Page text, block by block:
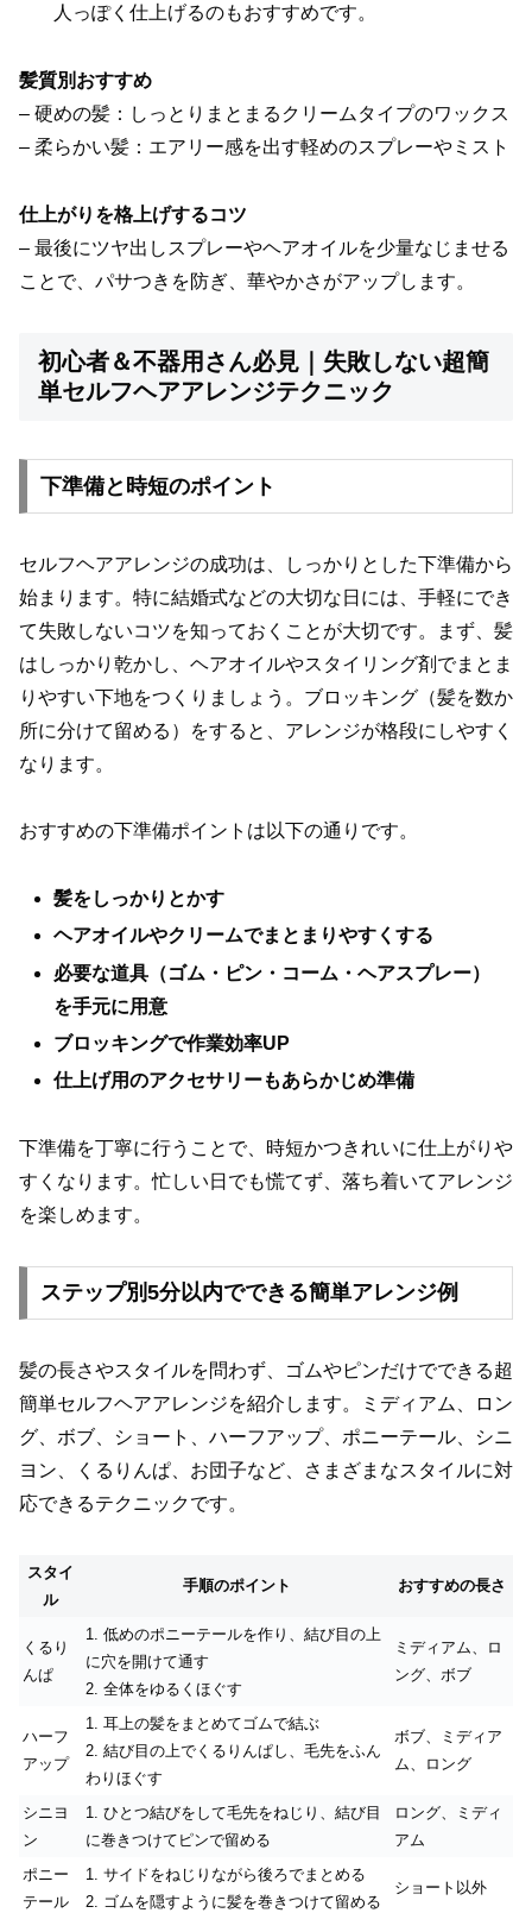
人っぽく仕上げるのもおすすめです。
髪質別おすすめ
– 硬めの髪：しっとりまとまるクリームタイプのワックス
– 柔らかい髪：エアリー感を出す軽めのスプレーやミスト
仕上がりを格上げするコツ
– 最後にツヤ出しスプレーやヘアオイルを少量なじませる
ことで、パサつきを防ぎ、華やかさがアップします。
初心者＆不器用さん必見｜失敗しない超簡
単セルフヘアアレンジテクニック
下準備と時短のポイント
セルフヘアアレンジの成功は、しっかりとした下準備から
始まります。特に結婚式などの大切な日には、手軽にでき
て失敗しないコツを知っておくことが大切です。まず、髪
はしっかり乾かし、ヘアオイルやスタイリング剤でまとま
りやすい下地をつくりましょう。ブロッキング（髪を数か
所に分けて留める）をすると、アレンジが格段にしやすく
なります。
おすすめの下準備ポイントは以下の通りです。
髪をしっかりとかす
ヘアオイルやクリームでまとまりやすくする
必要な道具（ゴム・ピン・コーム・ヘアスプレー）
を手元に用意
ブロッキングで作業効率UP
仕上げ用のアクセサリーもあらかじめ準備
下準備を丁寧に行うことで、時短かつきれいに仕上がりや
すくなります。忙しい日でも慌てず、落ち着いてアレンジ
を楽しめます。
ステップ別5分以内でできる簡単アレンジ例
髪の長さやスタイルを問わず、ゴムやピンだけでできる超
簡単セルフヘアアレンジを紹介します。ミディアム、ロン
グ、ボブ、ショート、ハーフアップ、ポニーテール、シニ
ヨン、くるりんぱ、お団子など、さまざまなスタイルに対
応できるテクニックです。
スタイ
ル
手順のポイント おすすめの長さ
くるり
んぱ
1. 低めのポニーテールを作り、結び目の上
に穴を開けて通す
2. 全体をゆるくほぐす
ミディアム、ロ
ング、ボブ
ハーフ
アップ
1. 耳上の髪をまとめてゴムで結ぶ
2. 結び目の上でくるりんぱし、毛先をふん
わりほぐす
ボブ、ミディア
ム、ロング
シニヨ
ン
1. ひとつ結びをして毛先をねじり、結び目
に巻きつけてピンで留める
ロング、ミディ
アム
ポニー
テール
1. サイドをねじりながら後ろでまとめる
2. ゴムを隠すように髪を巻きつけて留める
ショート以外